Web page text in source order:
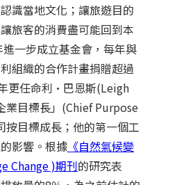
識當地文化；讓旅遊目的
旅客的消費盡可能回到本
一步成立基金會，每年與
組織的合作計畫捐贈超過
更任命利·巴恩斯(Leigh
業目標長」(Chief Purpose
目標成長；他的第一個工
影響。根據 《自然氣候變
Change )期刊的研究表